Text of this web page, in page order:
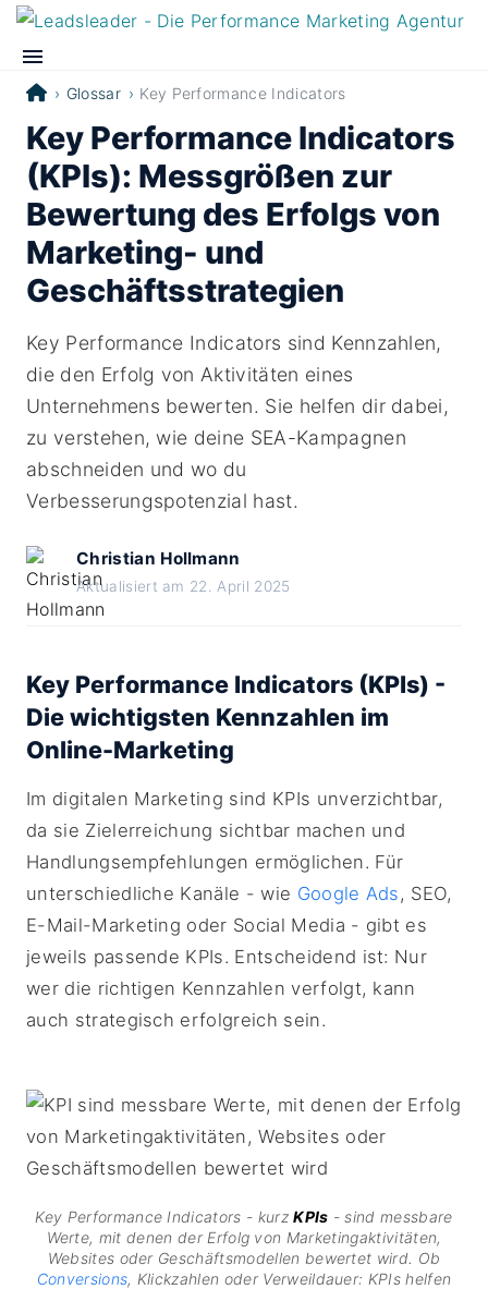
Glossar Key Performance Indicators
Key Performance Indicators
(KPIs): Messgrößen zur
Bewertung des Erfolgs von
Marketing- und
Geschäftsstrategien
Key Performance Indicators sind Kennzahlen,
die den Erfolg von Aktivitäten eines
Unternehmens bewerten. Sie helfen dir dabei,
zu verstehen, wie deine SEA-Kampagnen
abschneiden und wo du
Verbesserungspotenzial hast.
Christian Hollmann
Aktualisiert am 22. April 2025
Key Performance Indicators (KPIs) -
Die wichtigsten Kennzahlen im
Online-Marketing
Im digitalen Marketing sind KPIs unverzichtbar,
da sie Zielerreichung sichtbar machen und
Handlungsempfehlungen ermöglichen. Für
unterschiedliche Kanäle - wie Google Ads, SEO,
E-Mail-Marketing oder Social Media - gibt es
jeweils passende KPIs. Entscheidend ist: Nur
wer die richtigen Kennzahlen verfolgt, kann
auch strategisch erfolgreich sein.
Key Performance Indicators - kurzKPIs - sind messbare
Werte, mit denen der Erfolg von Marketingaktivitäten,
Websites oder Geschäftsmodellen bewertet wird. Ob
Conversions, Klickzahlen oder Verweildauer: KPIs helfen